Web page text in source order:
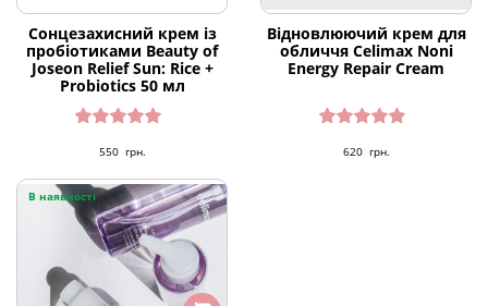
Сонцезахисний крем із
пробіотиками Beauty of
Joseon Relief Sun: Rice +
Probiotics 50 мл
4.91з 5
550 грн.
Відновлюючий крем для
обличчя Celimax Noni
Energy Repair Cream
5.00з 5
620 грн.
В наявності